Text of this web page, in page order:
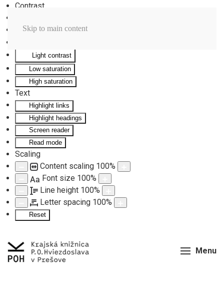
Contrast
Monochrome
Light contrast
Low saturation
High saturation
Text
Highlight links
Highlight headings
Screen reader
Read mode
Scaling
Content scaling 100%
Aa Font size 100%
Line height 100%
Letter spacing 100%
Reset
Skip to main content
Menu